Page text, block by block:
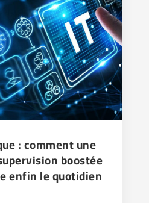
: comment une
boostée
enfin le quotidien